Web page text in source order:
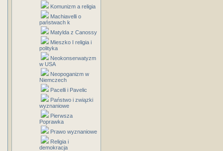
Komunizm a religia
Machiavelli o
państwach k
Matylda z Canossy
Mieszko I religia i
polityka
Neokonserwatyzm
w USA
Neopoganizm w
Niemczech
Pacelli i Pavelic
Państwo i związki
wyznaniowe
Pierwsza
Poprawka
Prawo wyznaniowe
Religia i
demokracja